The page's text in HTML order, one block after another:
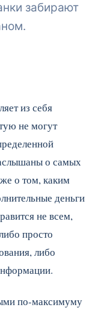
забирают
из себя
не могут
о самых
о том, каким
деньги
не всем,
просто
либо
по-максимуму